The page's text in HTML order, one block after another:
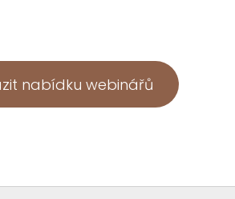
nabídku webinářů